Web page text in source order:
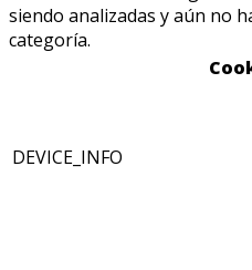
siendo analizadas y aún no
categoría.
DEVICE_INFO